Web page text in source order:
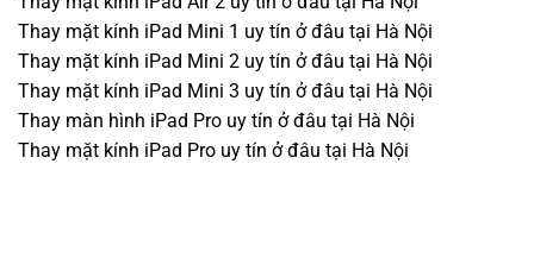
Thay mặt kính iPad Mini 1 uy tín ở đâu tại Hà Nội
Thay mặt kính iPad Mini 2 uy tín ở đâu tại Hà Nội
Thay mặt kính iPad Mini 3 uy tín ở đâu tại Hà Nội
Thay màn hình iPad Pro uy tín ở đâu tại Hà Nội
Thay mặt kính iPad Pro uy tín ở đâu tại Hà Nội